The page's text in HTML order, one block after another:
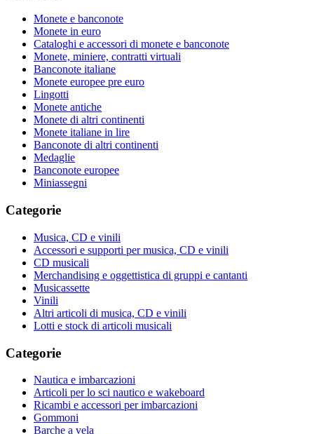
Monete e banconote
Monete in euro
Cataloghi e accessori di monete e banconote
Monete, miniere, contratti virtuali
Banconote italiane
Monete europee pre euro
Lingotti
Monete antiche
Monete di altri continenti
Monete italiane in lire
Banconote di altri continenti
Medaglie
Banconote europee
Miniassegni
Categorie
Musica, CD e vinili
Accessori e supporti per musica, CD e vinili
CD musicali
Merchandising e oggettistica di gruppi e cantanti
Musicassette
Vinili
Altri articoli di musica, CD e vinili
Lotti e stock di articoli musicali
Categorie
Nautica e imbarcazioni
Articoli per lo sci nautico e wakeboard
Ricambi e accessori per imbarcazioni
Gommoni
Barche a vela